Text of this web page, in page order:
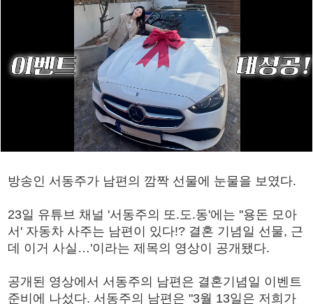
방송인 서동주가 남편의 깜짝 선물에 눈물을 보였다.
23일 유튜브 채널 '서동주의 또.도.동'에는 ''용돈 모아
서' 자동차 사주는 남편이 있다!? 결혼 기념일 선물, 근
데 이거 사실…'이라는 제목의 영상이 공개됐다.
공개된 영상에서 서동주의 남편은 결혼기념일 이벤트
준비에 나섰다. 서동주의 남편은 "3월 13일은 저희가